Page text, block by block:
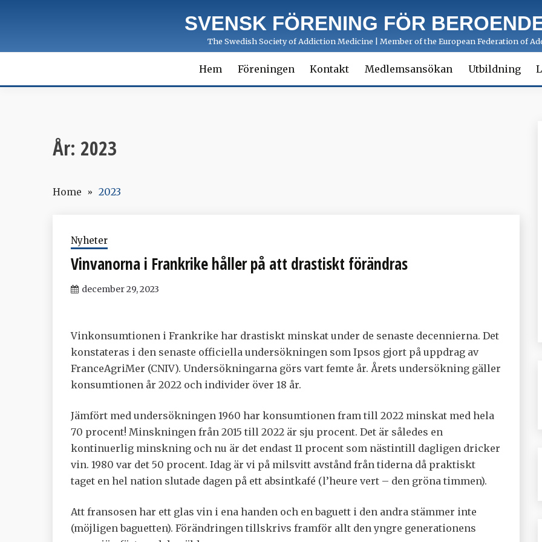
SVENSK FÖRENING FÖR
The Swedish Society of Addiction Medicine | Member of the European Federation of
Hem Föreningen Kontakt Medlemsansökan Utbildning
År: 2023
Home 2023
Nyheter
Vinvanorna i Frankrike håller på att drastiskt förändras
december 29, 2023
Vinkonsumtionen i Frankrike har drastiskt minskat under de senaste decennierna. Det
konstateras i den senaste officiella undersökningen som Ipsos gjort på uppdrag av
FranceAgriMer (CNIV). Undersökningarna görs vart femte år. Årets undersökning gäller
konsumtionen år 2022 och individer över 18 år.
Jämfört med undersökningen 1960 har konsumtionen fram till 2022 minskat med hela
70 procent! Minskningen från 2015 till 2022 är sju procent. Det är således en
kontinuerlig minskning och nu är det endast 11 procent som nästintill dagligen dricker
vin. 1980 var det 50 procent. Idag är vi på milsvitt avstånd från tiderna då praktiskt
taget en hel nation slutade dagen på ett absintkafé (l’heure vert – den gröna timmen).
Att fransosen har ett glas vin i ena handen och en baguett i den andra stämmer inte
(möjligen baguetten). Förändringen tillskrivs framför allt den yngre generationens